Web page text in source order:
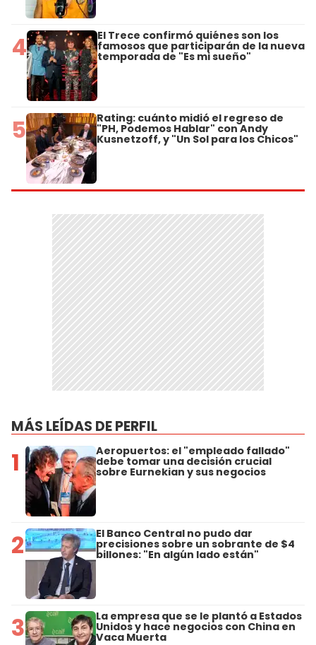
4 El Trece confirmó quiénes son los
famosos que participarán de la nueva
temporada de "Es mi sueño"
5 Rating: cuánto midió el regreso de
"PH, Podemos Hablar" con Andy
Kusnetzoff, y "Un Sol para los Chicos"
MÁS LEÍDAS DE PERFIL
1 Aeropuertos: el "empleado fallado"
debe tomar una decisión crucial
sobre Eurnekian y sus negocios
2 El Banco Central no pudo dar
precisiones sobre un sobrante de $4
billones: "En algún lado están"
3 La empresa que se le plantó a Estados
Unidos y hace negocios con China en
Vaca Muerta